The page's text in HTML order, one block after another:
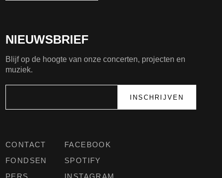
CONTACT
FONDSEN
PERS
FACEBOOK
SPOTIFY
INSTAGRAM
NIEUWSBRIEF
Blijf op de hoogte van onze concerten, projecten en
muziek.